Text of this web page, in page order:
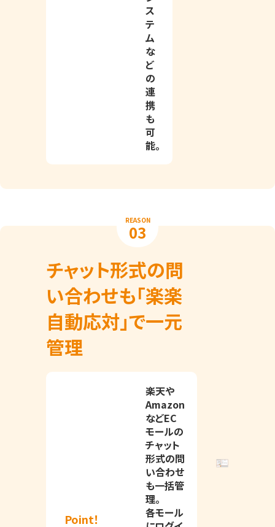
ス
テ
ム
な
ど
の
連
携
も
可
能。
REASON
03
チャット形式の問
い合わせも「楽楽
自動応対」で一元
管理
Point！
楽天や
Amazon
などEC
モールの
チャット
形式の問
い合わせ
も一括管
理。
各モール